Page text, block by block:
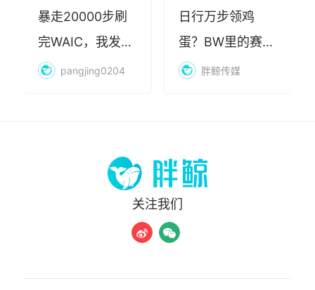
暴走20000步刷
完WAIC，我发现
AI最赚钱的不是
pangjing0204
日行万步领鸡
蛋？BW里的赛博
朝圣，藏着品牌
胖鲸传媒
关注我们